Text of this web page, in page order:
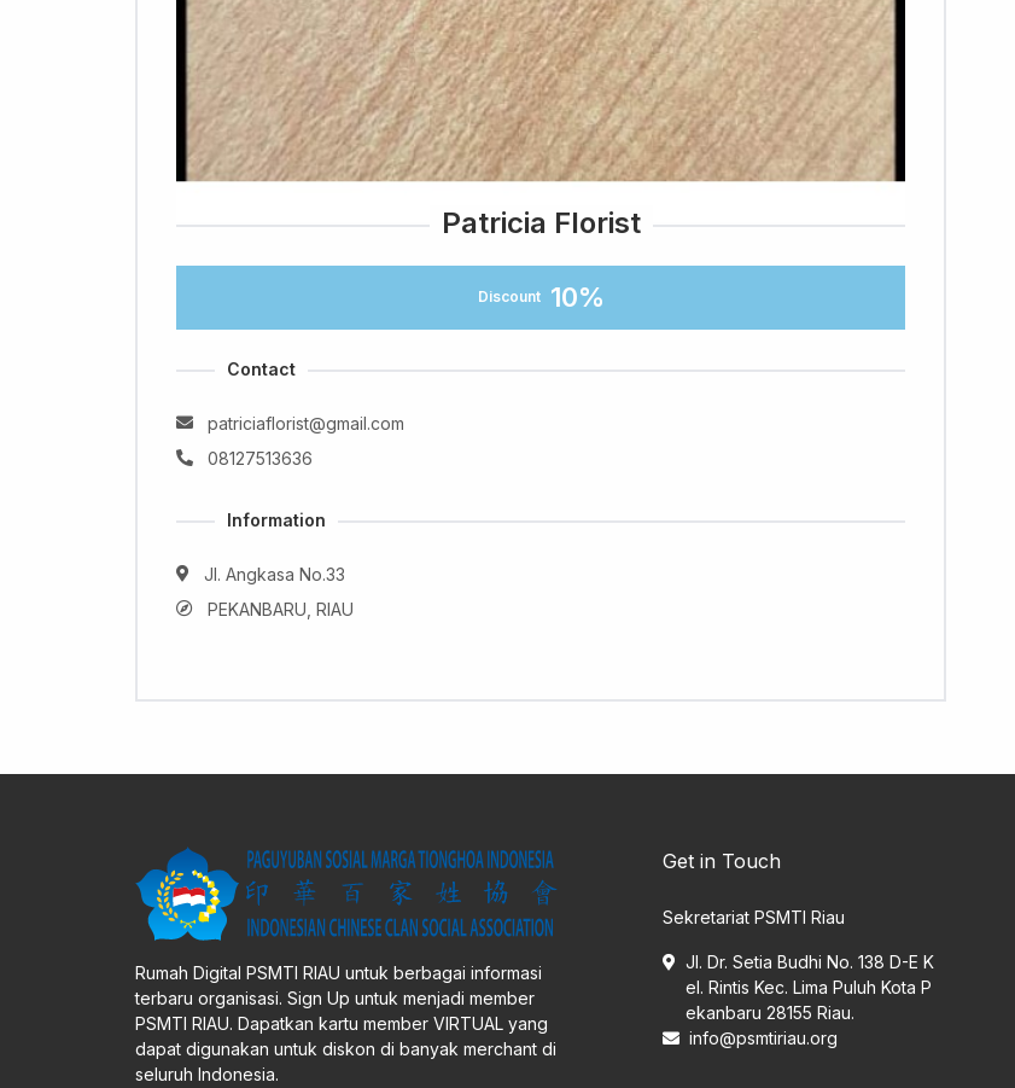
Patricia Florist
Discount 10%
Contact
patriciaflorist@gmail.com
08127513636
Information
Jl. Angkasa No.33
PEKANBARU, RIAU
Rumah Digital PSMTI RIAU untuk berbagai informasi
terbaru organisasi. Sign Up untuk menjadi member
PSMTI RIAU. Dapatkan kartu member VIRTUAL yang
dapat digunakan untuk diskon di banyak merchant di
seluruh Indonesia.
Get in Touch
Sekretariat PSMTI Riau
Jl. Dr. Setia Budhi No. 138 D-E K
el. Rintis Kec. Lima Puluh Kota P
ekanbaru 28155 Riau.
info@psmtiriau.org